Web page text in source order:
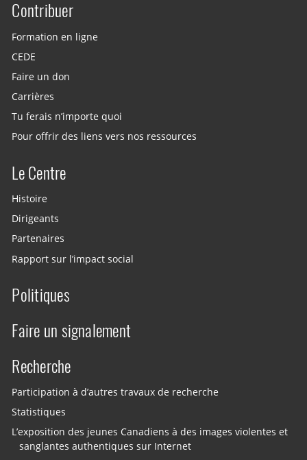
Site menu
Contribuer
Formation en ligne
CEDE
Faire un don
Carrières
Tu ferais n’importe quoi
Pour offrir des liens vers nos ressources
Le Centre
Histoire
Dirigeants
Partenaires
Rapport sur l’impact social
Politiques
Faire un signalement
Recherche
Participation à d’autres travaux de recherche
Statistiques
L’exposition des jeunes Canadiens à des images violentes et
sanglantes authentiques sur Internet